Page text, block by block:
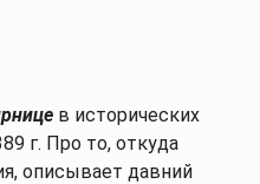
в исторических
г. Про то, откуда
описывает давний